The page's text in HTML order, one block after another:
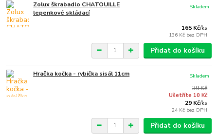
Zolux škrabadlo CHATOUILLE
lepenkové skládací
165 Kč/ks
136 Kč bez DPH
Skladem
Přidat do košíku
Hračka kočka - rybička sisál 11cm
39 Kč
Ušetříte 10 Kč
29 Kč/ks
24 Kč bez DPH
Skladem
Přidat do košíku